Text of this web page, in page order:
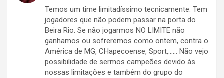
Temos um time limitadíssimo tecnicamente. Tem
jogadores que não podem passar na porta do
Beira Rio. Se não jogarmos NO LIMITE não
ganhamos ou sofreremos como ontem, contra o
América de MG, CHapecoense, Sport,…… Não vejo
possibilidade de sermos campeões devido às
nossas limitações e também do grupo do